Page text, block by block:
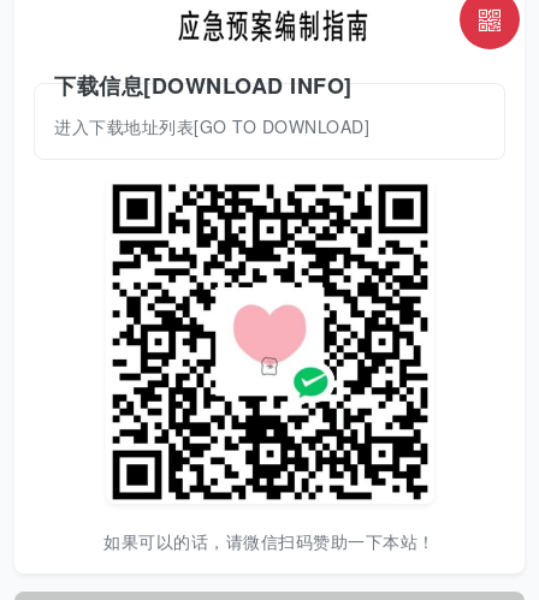
下载信息[DOWNLOAD INFO]
进入下载地址列表[GO TO DOWNLOAD]
如果可以的话，请微信扫码赞助一下本站！